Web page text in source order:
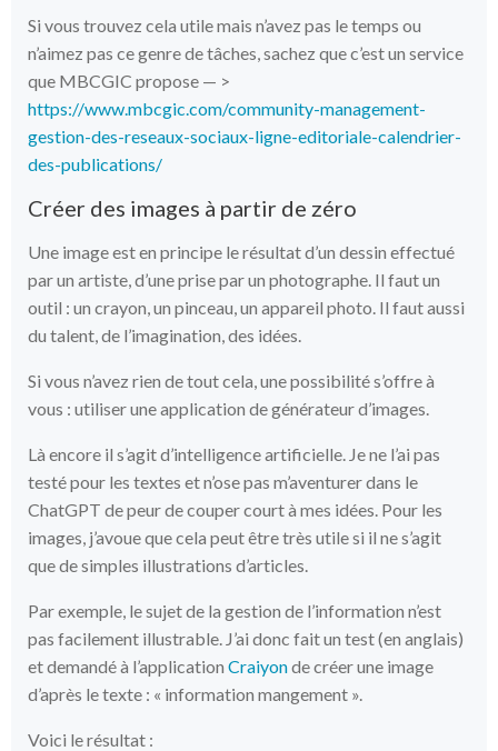
Si vous trouvez cela utile mais n’avez pas le temps ou
n’aimez pas ce genre de tâches, sachez que c’est un service
que MBCGIC propose — >
https://www.mbcgic.com/community-management-
gestion-des-reseaux-sociaux-ligne-editoriale-calendrier-
des-publications/
Créer des images à partir de zéro
Une image est en principe le résultat d’un dessin effectué
par un artiste, d’une prise par un photographe. Il faut un
outil : un crayon, un pinceau, un appareil photo. Il faut aussi
du talent, de l’imagination, des idées.
Si vous n’avez rien de tout cela, une possibilité s’offre à
vous : utiliser une application de générateur d’images.
Là encore il s’agit d’intelligence artificielle. Je ne l’ai pas
testé pour les textes et n’ose pas m’aventurer dans le
ChatGPT de peur de couper court à mes idées. Pour les
images, j’avoue que cela peut être très utile si il ne s’agit
que de simples illustrations d’articles.
Par exemple, le sujet de la gestion de l’information n’est
pas facilement illustrable. J’ai donc fait un test (en anglais)
et demandé à l’application Craiyonde créer une image
d’après le texte : « information mangement ».
Voici le résultat :